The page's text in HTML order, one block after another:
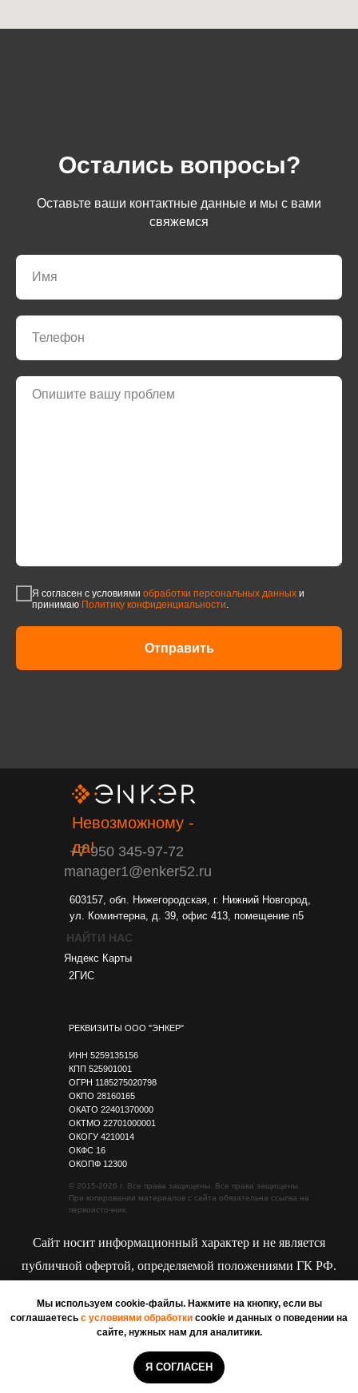
Мы используем cookie-файлы. Нажмите на кнопку, если вы
соглашаетесь с условиями обработки cookie и данных о поведении на
сайте, нужных нам для аналитики.
Я СОГЛАСЕН
Остались вопросы?
Оставьте ваши контактные данные и мы с вами
свяжемся
Я согласен с условиями обработки персональных данных и
принимаю Политику конфиденциальности
Отправить
© 2015-2026 г. Все права защищены. Все права защищены.
При копировании материалов с сайта обязательна ссылка на
первоисточник.
Яндекс Карты
2ГИС
НАЙТИ НАС
+7 950 345-97-72
manager1@enker52.ru
603157, обл. Нижегородская, г. Нижний Новгород,
ул. Коминтерна, д. 39, офис 413, помещение п5
Невозможному -
да!
РЕКВИЗИТЫ ООО "ЭНКЕР"
ИНН 5259135156
КПП 525901001
ОГРН 1185275020798
ОКПО 28160165
ОКАТО 22401370000
ОКТМО 22701000001
ОКОГУ 4210014
ОКФС 16
ОКОПФ 12300
Сайт носит информационный характер и не является
публичной офертой, определяемой положениями ГК РФ.
Политика конфиденциальности